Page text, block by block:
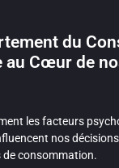
du
au Cœur de
les facteurs
nos
consommation.